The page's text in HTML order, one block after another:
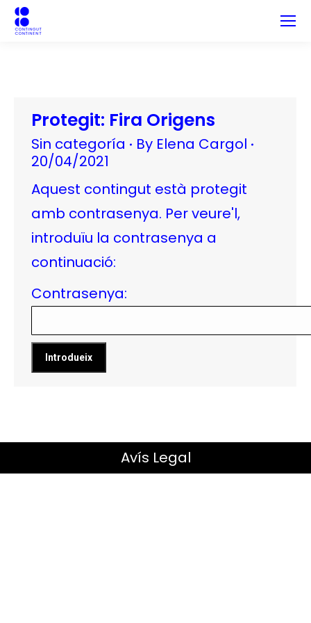
Protegit: Fira Origens
Sin categoría By Elena Cargol
20/04/2021
Aquest contingut està protegit
amb contrasenya. Per veure'l,
introduïu la contrasenya a
continuació:
Contrasenya:
Avís Legal